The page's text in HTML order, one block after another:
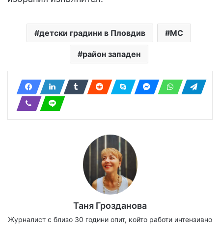
детски градини в Пловдив МС
район западен
Таня Грозданова
Журналист с близо 30 години опит, който работи интензивно